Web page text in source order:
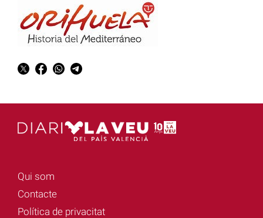
Qui som
Contacte
Política de privacitat